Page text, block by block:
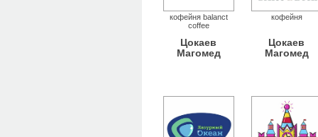
кофейня balanct
coffee
Цокаев
Магомед
кофейня
Цокаев
Магомед